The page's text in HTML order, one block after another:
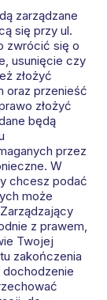
zarządzane
się przy ul.
zwrócić się o
usunięcie czy
złożyć
oraz przenieść
złożyć
będą
przez
W
chcesz podać
może
z prawem,
Twojej
zakończenia